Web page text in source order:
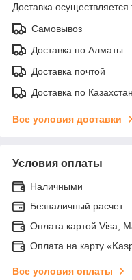
Доставка
Самовывоз
Доставка по Алматы
Доставка почтой
Доставка по
Все условия доставки
Условия оплаты
Наличными
Безналичный расчет
Оплата картой Visa,
Оплата на карту
Все условия оплаты